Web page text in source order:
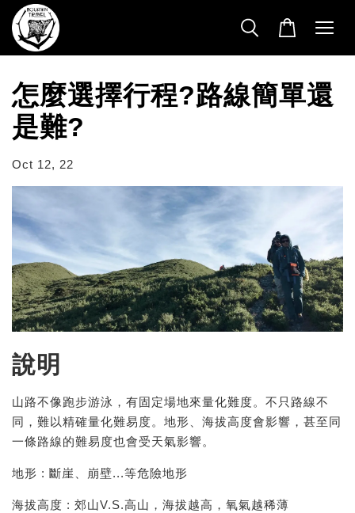
怎麼選擇行程?路線簡單還
是難?
Oct 12, 22
說明
山路不像跑步游泳，有固定場地來量化難度。不只路線不
同，難以精確量化難易度。地形、海拔高度會影響，甚至同
一條路線的難易度也會受天氣影響。
地形 : 斷崖、崩壁...等危險地形
海拔高度 : 郊山V.S.高山，海拔越高，氧氣越稀薄